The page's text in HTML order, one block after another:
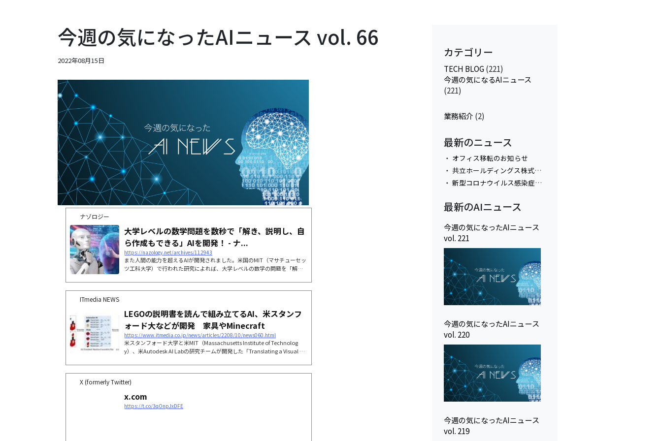
今週の気になったAIニュース vol. 66
2022年08月15日
ナゾロジー
大学レベルの数学問題を数秒で「解き、説明し、自
ら作成もできる」AIを開発！ - ナ...
https://nazology.net/archives/112943
また人間の能力を超えるAIが開発されました。米国のMIT（マサチューセッ
ツ工科大学）で行われた研究によれば、大学レベルの数学の問題を「解
のこと。これまで開発されたAIは一部を除き人間用に書かれた数学の問題
文から直接答えをを導き出そうとして失敗してきました。しかし新たに開
いプログラムコードに自動的に変換・合成する訓練がなされており、わず
か数秒で既存のAIの10倍にあたる81%の...
ITmedia NEWS
LEGOの説明書を読んで組み立てるAI、米スタンフ
ォード大などが開発 家具やMinecraft
https://www.itmedia.co.jp/news/articles/2208/10/news060.html
米スタンフォード大学と米MIT（Massachusetts Institute of Technolog
y）、米Autodesk AI Labの研究チームが開発した「Translating a Visual LE
X (formerly Twitter)
x.com
https://t.co/3qOnpJxDFE
カテゴリー
TECH BLOG(221)
今週の気になるAIニュース
(221)
業務紹介 (2)
最新のニュース
オフィス移転のお知らせ
共立ホールディングス株式会社と資本業務提携
新型コロナウイルス感染症拡大防止におけるテレワーク実施に関してのお知らせ
最新のAIニュース
今週の気になったAIニュース
vol. 221
今週の気になったAIニュース
vol. 220
今週の気になったAIニュース
vol. 219